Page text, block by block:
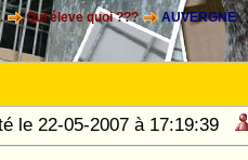
Qui éleve quoi ??? AUVERGNE
le 22-05-2007 à 17:19:39